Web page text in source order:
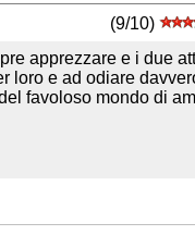
(9/10)
apprezzare e i due
loro e ad odiare
favoloso mondo di